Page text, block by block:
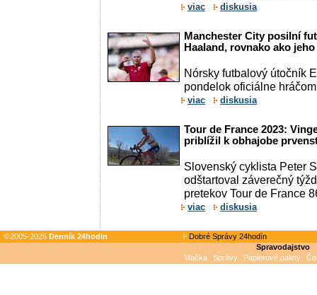
viac diskusia
Manchester City posilní
Haaland, rovnako ako
Nórsky futbalový útočník
pondelok oficiálne
viac diskusia
Tour de France 2023:
priblížil k obhajobe
Slovenský cyklista Peter
odštartoval záverečný
pretekov Tour de France
viac diskusia
©2005-2026 Denník 24hodin
Dobré Správy 24hodín
Spravodajstvo
Mačka
Správy Papierové palety